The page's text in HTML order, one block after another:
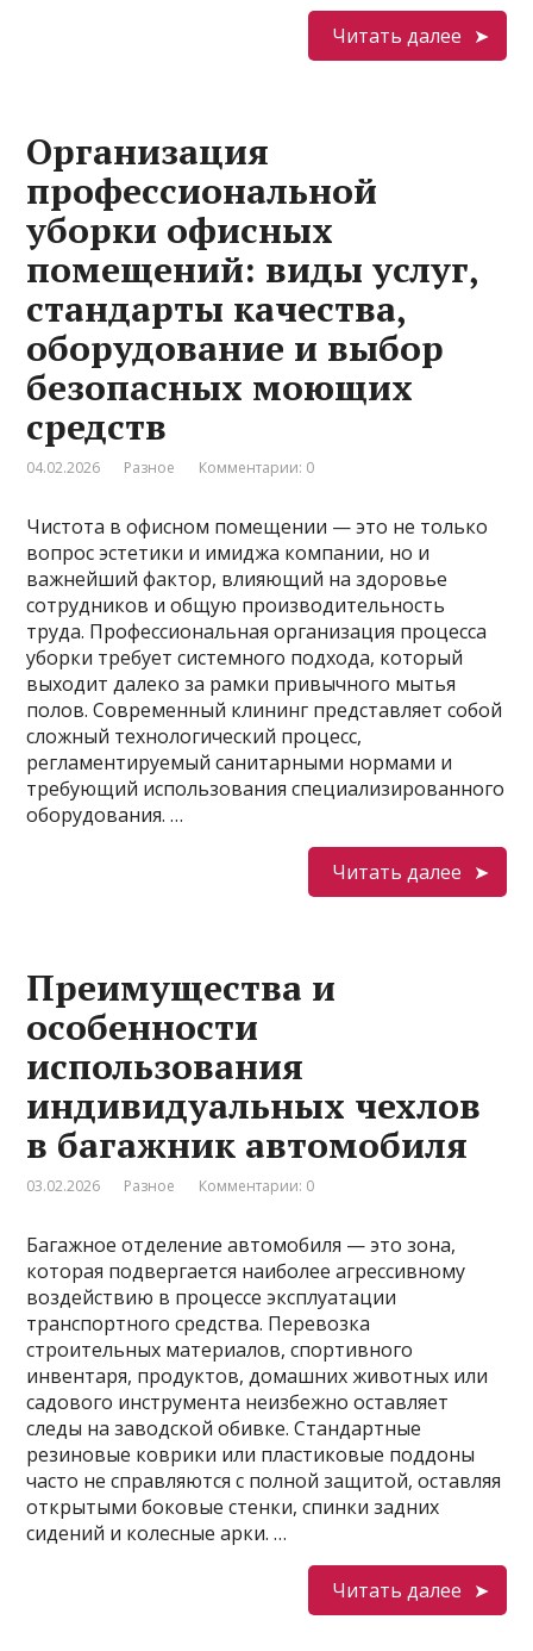
Читать далее
Организация
профессиональной
уборки офисных
помещений: виды услуг,
стандарты качества,
оборудование и выбор
безопасных моющих
средств
04.02.2026 Разное Комментарии: 0
Чистота в офисном помещении — это не только
вопрос эстетики и имиджа компании, но и
важнейший фактор, влияющий на здоровье
сотрудников и общую производительность
труда. Профессиональная организация процесса
уборки требует системного подхода, который
выходит далеко за рамки привычного мытья
полов. Современный клининг представляет собой
сложный технологический процесс,
регламентируемый санитарными нормами и
требующий использования специализированного
оборудования. …
Читать далее
Преимущества и
особенности
использования
индивидуальных чехлов
в багажник автомобиля
03.02.2026 Разное Комментарии: 0
Багажное отделение автомобиля — это зона,
которая подвергается наиболее агрессивному
воздействию в процессе эксплуатации
транспортного средства. Перевозка
строительных материалов, спортивного
инвентаря, продуктов, домашних животных или
садового инструмента неизбежно оставляет
следы на заводской обивке. Стандартные
резиновые коврики или пластиковые поддоны
часто не справляются с полной защитой, оставляя
открытыми боковые стенки, спинки задних
сидений и колесные арки. …
Читать далее